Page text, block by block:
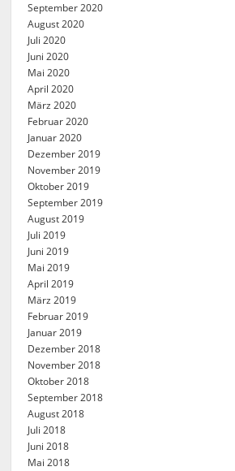
September 2020
August 2020
Juli 2020
Juni 2020
Mai 2020
April 2020
März 2020
Februar 2020
Januar 2020
Dezember 2019
November 2019
Oktober 2019
September 2019
August 2019
Juli 2019
Juni 2019
Mai 2019
April 2019
März 2019
Februar 2019
Januar 2019
Dezember 2018
November 2018
Oktober 2018
September 2018
August 2018
Juli 2018
Juni 2018
Mai 2018